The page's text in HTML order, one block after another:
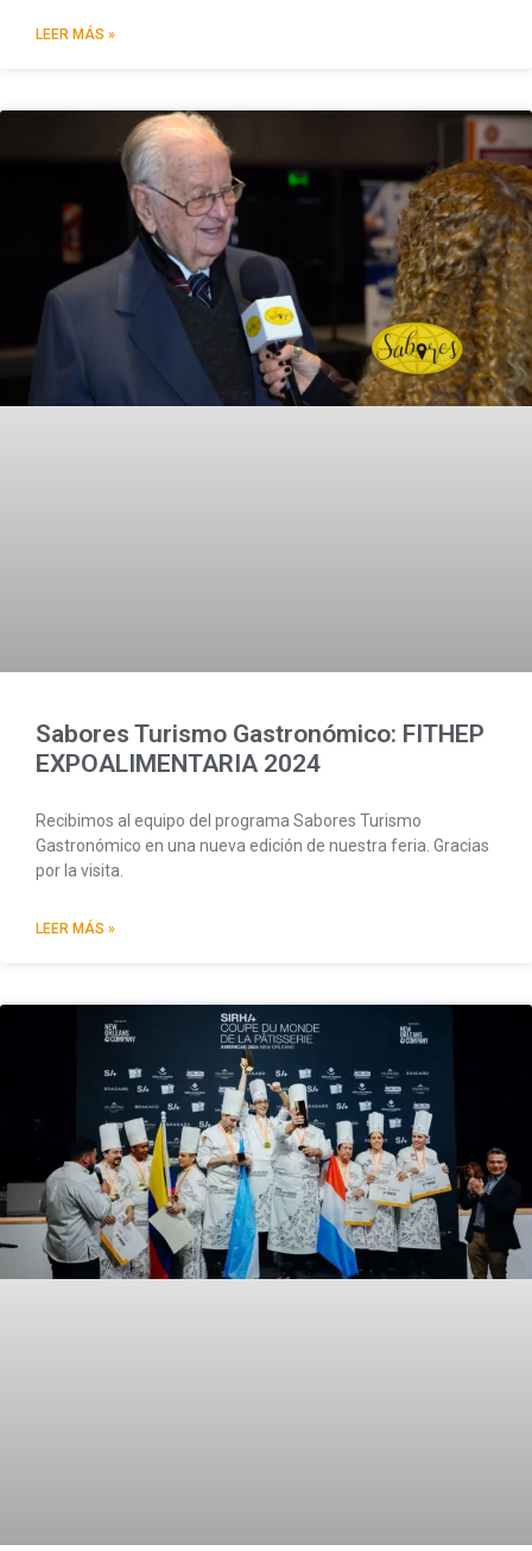
LEER MÁS »
Sabores Turismo Gastronómico: FITHEP
EXPOALIMENTARIA 2024
Recibimos al equipo del programa Sabores Turismo
Gastronómico en una nueva edición de nuestra feria. Gracias
por la visita.
LEER MÁS »